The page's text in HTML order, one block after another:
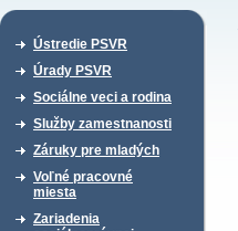
Ústredie PSVR
Úrady PSVR
Sociálne veci a rodina
Služby zamestnanosti
Záruky pre mladých
Voľné pracovné
miesta
Zariadenia